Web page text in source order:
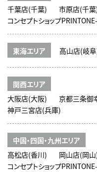
千葉店(千葉)
市原店(千
コンセプトショップ
東海エリア 高山店(岐
関西エリア
大阪店(大阪)
京都三条御
神戸三宮店(兵庫)
中国・四国・九州エリア
高松店(香川)
岡山店(岡
コンセプトショップ